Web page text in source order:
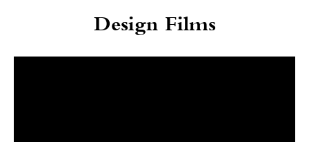
Design Films